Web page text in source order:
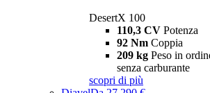
DesertX 100
110,3 CV Potenza
92 Nm Coppia
209 kg Peso in
senza carburante
scopri di più